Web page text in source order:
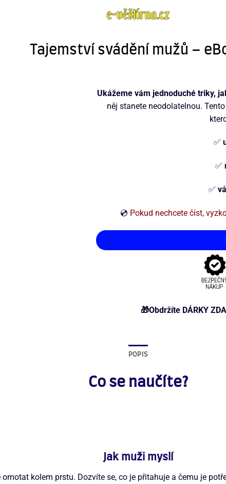
Tajemství svádění mužů –
Ukážeme vám jednoduché triky,
něj stanete neodolatelnou.
✅
✅
✅
💿 Pokud nechcete číst,
🎁Obdržíte DÁRKY
POPIS
Co se naučíte?
Jak muži myslí
kolem prstu. Dozvíte se, co je přitahuje a čemu je